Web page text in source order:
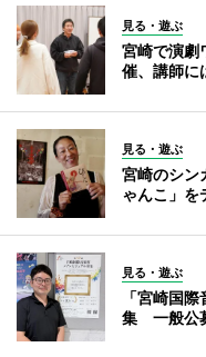
見る・遊ぶ
宮崎で演
催、講師に
見る・遊ぶ
宮崎のシン
ゃんこ」を
見る・遊ぶ
「宮崎国
集 一般公